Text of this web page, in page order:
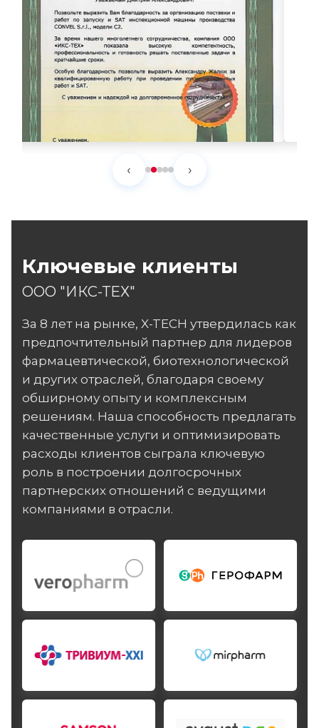
‹ ›
Ключевые клиенты
ООО "ИКС-ТЕХ"
За 8 лет на рынке, X-TECH утвердилась как
предпочтительный партнер для лидеров
фармацевтической, биотехнологической
и других отраслей, благодаря своему
обширному опыту и комплексным
решениям. Наша способность предлагать
качественные услуги и оптимизировать
расходы клиентов сыграла ключевую
роль в построении долгосрочных
партнерских отношений с ведущими
компаниями в отрасли.